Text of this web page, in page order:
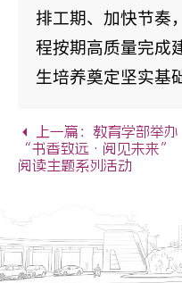
排工期、加快节奏
程按期高质量完成
生培养奠定坚实基
上一篇：教育学部举办
“书香致远·阅见未来”
阅读主题系列活动